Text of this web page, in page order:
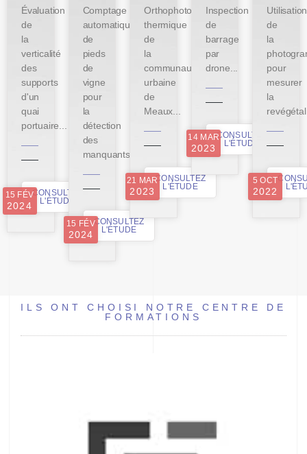
Évaluation
de
la
verticalité
des
supports
d'un
quai
portuaire...
CONSULTEZ
L'ÉTUDE
15 FÉV
2024
Comptage
automatique
de
pieds
de
vigne
pour
la
détection
des
manquants...
CONSULTEZ
L'ÉTUDE
15 FÉV
2024
Orthophoto
thermique
de
la
communauté
urbaine
de
Meaux...
CONSULTEZ
L'ÉTUDE
21 MAR
2023
Inspection
de
barrage
par
drone...
CONSULTEZ
L'ÉTUDE
14 MAR
2023
Utilisation
de
la
pour
mesurer
la
5 OCT
2022
ILS ONT CHOISI NOTRE CENTRE DE
FORMATIONS